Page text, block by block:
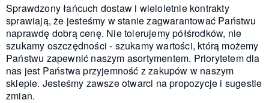
Sprawdzony łańcuch dostaw i wieloletnie kontrakty
sprawiają, że jesteśmy w stanie zagwarantować Państwu
naprawdę dobrą cenę. Nie tolerujemy półśrodków, nie
szukamy oszczędności - szukamy wartości, którą możemy
Państwu zapewnić naszym asortymentem. Priorytetem dla
nas jest Państwa przyjemność z zakupów w naszym
sklepie. Jesteśmy zawsze otwarci na propozycje i sugestie
zmian.